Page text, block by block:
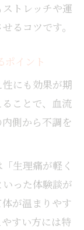
トレッチや運
るコツです。
ポイント
にも効果が期
ことで、血流
側から不調を
生理痛が軽く
った体験談が
が温まりやす
すい方には特